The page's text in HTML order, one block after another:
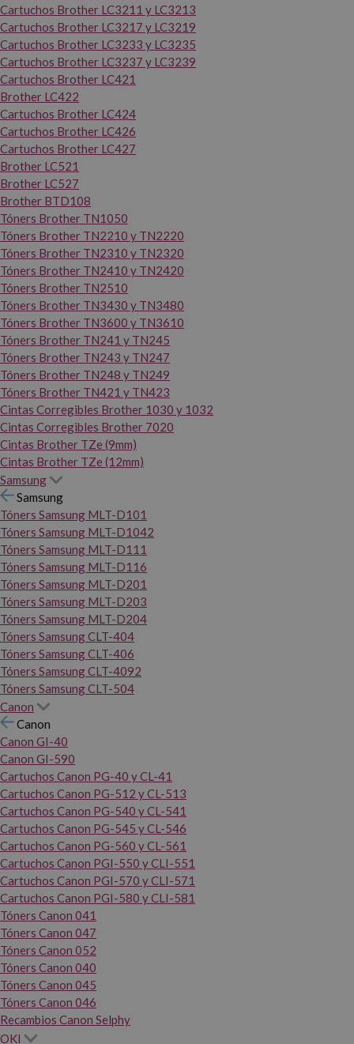
Cartuchos Brother LC3211 y LC3213
Cartuchos Brother LC3217 y LC3219
Cartuchos Brother LC3233 y LC3235
Cartuchos Brother LC3237 y LC3239
Cartuchos Brother LC421
Brother LC422
Cartuchos Brother LC424
Cartuchos Brother LC426
Cartuchos Brother LC427
Brother LC521
Brother LC527
Brother BTD108
Tóners Brother TN1050
Tóners Brother TN2210 y TN2220
Tóners Brother TN2310 y TN2320
Tóners Brother TN2410 y TN2420
Tóners Brother TN2510
Tóners Brother TN3430 y TN3480
Tóners Brother TN3600 y TN3610
Tóners Brother TN241 y TN245
Tóners Brother TN243 y TN247
Tóners Brother TN248 y TN249
Tóners Brother TN421 y TN423
Cintas Corregibles Brother 1030 y 1032
Cintas Corregibles Brother 7020
Cintas Brother TZe (9mm)
Cintas Brother TZe (12mm)
Samsung
Samsung
Tóners Samsung MLT-D101
Tóners Samsung MLT-D1042
Tóners Samsung MLT-D111
Tóners Samsung MLT-D116
Tóners Samsung MLT-D201
Tóners Samsung MLT-D203
Tóners Samsung MLT-D204
Tóners Samsung CLT-404
Tóners Samsung CLT-406
Tóners Samsung CLT-4092
Tóners Samsung CLT-504
Canon
Canon
Canon GI-40
Canon GI-590
Cartuchos Canon PG-40 y CL-41
Cartuchos Canon PG-512 y CL-513
Cartuchos Canon PG-540 y CL-541
Cartuchos Canon PG-545 y CL-546
Cartuchos Canon PG-560 y CL-561
Cartuchos Canon PGI-550 y CLI-551
Cartuchos Canon PGI-570 y CLI-571
Cartuchos Canon PGI-580 y CLI-581
Tóners Canon 041
Tóners Canon 047
Tóners Canon 052
Tóners Canon 040
Tóners Canon 045
Tóners Canon 046
Recambios Canon Selphy
OKI